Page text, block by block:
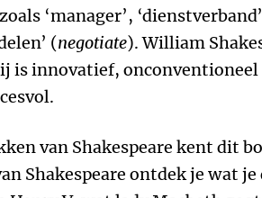
‘manager’,
(negotiate). William
is innovatief, onconventioneel
van Shakespeare kent dit
Shakespeare ontdek je wat